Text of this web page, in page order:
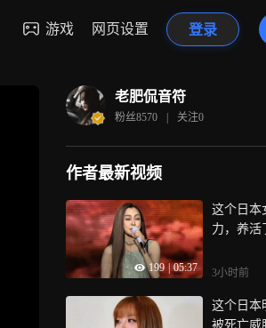
游戏 网页设置 登录
老肥侃音符
粉丝8570 | 关注0
作者最新视频
199 05:37
这个日本
力，养活
3小时前
这个日本
被死亡威